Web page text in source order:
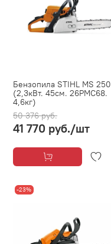
Бензопила STIHL MS 250
(2,3кВт. 45см. 26PMC68.
4,6кг)
50 376 руб.
41 770 руб./шт
-23%